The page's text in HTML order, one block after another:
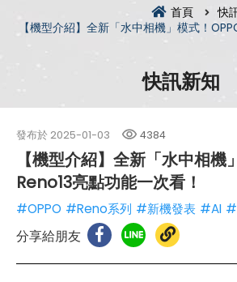
首頁 快
【機型介紹】全新「水中相機」模式！
快訊新知
發布於 2025-01-03 4384
【機型介紹】全新「水中相機
Reno13亮點功能一次看！
#OPPO #Reno系列 #新機發表 #AI #
分享給朋友